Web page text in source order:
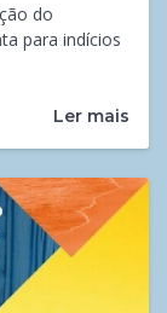
do
para indícios
Ler mais